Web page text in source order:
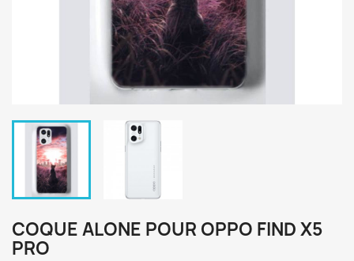
COQUE ALONE POUR OPPO FIND X5
PRO